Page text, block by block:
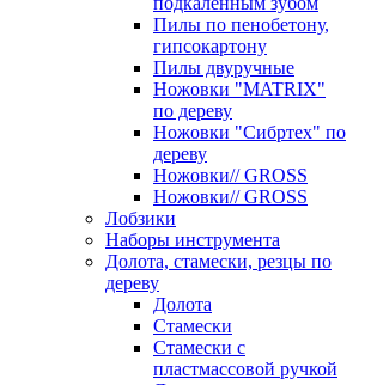
Пилы по пенобетону,
гипсокартону
Пилы двуручные
Ножовки "MATRIX"
по дереву
Ножовки "Сибртех" по
дереву
Ножовки// GROSS
Ножовки// GROSS
Лобзики
Наборы инструмента
Долота, стамески, резцы по
дереву
Долота
Стамески
Стамески с
пластмассовой ручкой